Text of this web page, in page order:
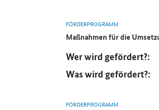
FÖRDERPROGRAMM
Maßnahmen für die
Wer wird gefördert?:
Was wird gefördert?:
FÖRDERPROGRAMM